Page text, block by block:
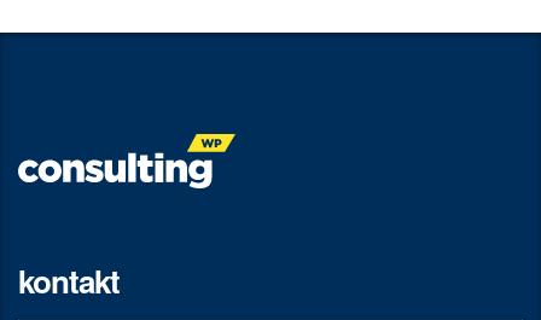
kontakt